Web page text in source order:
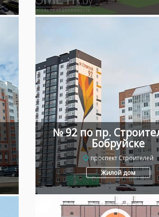
№ 92 по пр.
Бобруйске
проспект Строителей
Жилой дом